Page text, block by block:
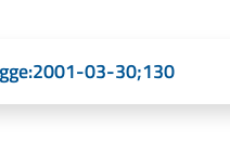
03-30;130